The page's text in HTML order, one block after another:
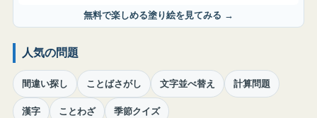
無料で楽しめる塗り絵を見てみる →
人気の問題
間違い探し ことばさがし 文字並べ替え 計算問題
漢字 ことわざ 季節クイズ